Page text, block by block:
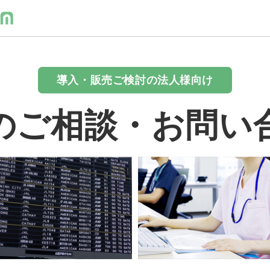
導入・販売ご検討の法人様向け
ご相談・お問い